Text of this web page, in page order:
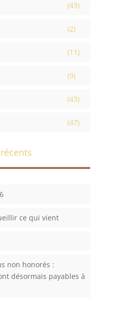
(43)
(2)
(11)
(9)
(43)
(47)
ce qui vient
non honorés :
désormais payables à